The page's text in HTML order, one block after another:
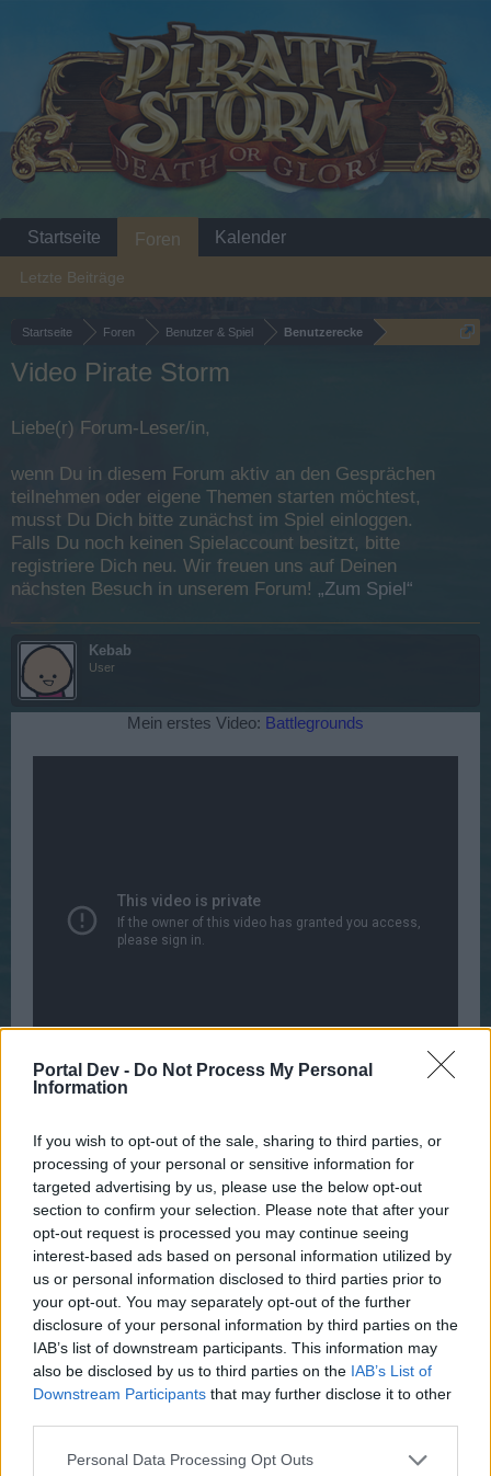
Portal Dev - Do Not Process My Personal
Information
If you wish to opt-out of the sale, sharing to third parties, or
processing of your personal or sensitive information for
targeted advertising by us, please use the below opt-out
section to confirm your selection. Please note that after your
opt-out request is processed you may continue seeing
interest-based ads based on personal information utilized by
us or personal information disclosed to third parties prior to
your opt-out. You may separately opt-out of the further
disclosure of your personal information by third parties on the
IAB’s list of downstream participants. This information may
also be disclosed by us to third parties on the IAB’s List of
Downstream Participants that may further disclose it to other
Personal Data Processing Opt Outs
Startseite Foren Benutzer & Spiel Benutzerecke
Video Pirate Storm
Liebe(r) Forum-Leser/in,
wenn Du in diesem Forum aktiv an den Gesprächen
teilnehmen oder eigene Themen starten möchtest,
musst Du Dich bitte zunächst im Spiel einloggen.
Falls Du noch keinen Spielaccount besitzt, bitte
registriere Dich neu. Wir freuen uns auf Deinen
nächsten Besuch in unserem Forum! „Zum Spiel“
Kebab
User
Mein erstes Video: Battlegrounds
Startseite Foren
Letzte Beiträge
Kalender